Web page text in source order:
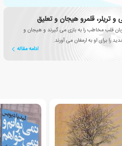
تریلر، قلمرو هیجان و تعلیق
قلب مخاطب را به بازی می گیرند و هیجان و
را برای او به ارمغان می آورند.
ادامه مقاله